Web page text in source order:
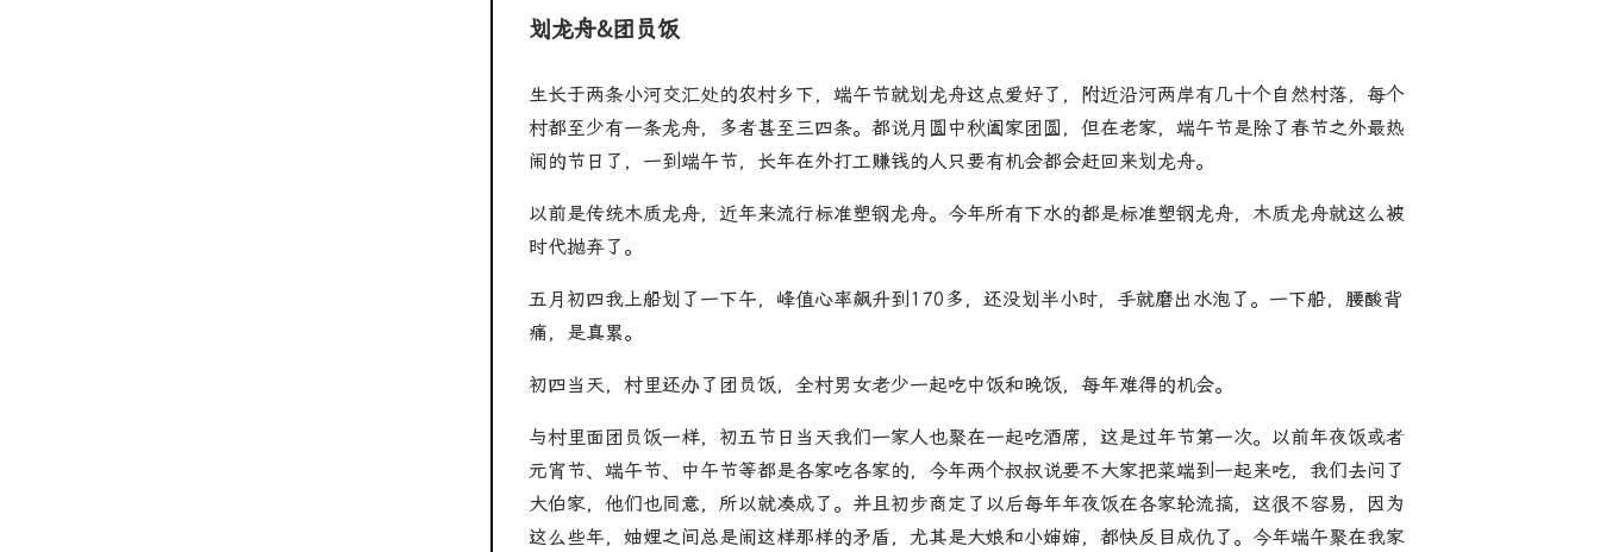
划龙舟&团员饭
生长于两条小河交汇处的农村乡下，端午节就划龙舟这点爱好了，附近沿河两岸有几十个自然村落，每个
村都至少有一条龙舟，多者甚至三四条。都说月圆中秋阖家团圆，但在老家，端午节是除了春节之外最热
闹的节日了，一到端午节，长年在外打工赚钱的人只要有机会都会赶回来划龙舟。
以前是传统木质龙舟，近年来流行标准塑钢龙舟。今年所有下水的都是标准塑钢龙舟，木质龙舟就这么被
时代抛弃了。
五月初四我上船划了一下午，峰值心率飙升到170多，还没划半小时，手就磨出水泡了。一下船，腰酸背
痛，是真累。
初四当天，村里还办了团员饭，全村男女老少一起吃中饭和晚饭，每年难得的机会。
与村里面团员饭一样，初五节日当天我们一家人也聚在一起吃酒席，这是过年节第一次。以前年夜饭或者
元宵节、端午节、中午节等都是各家吃各家的，今年两个叔叔说要不大家把菜端到一起来吃，我们去问了
大伯家，他们也同意，所以就凑成了。并且初步商定了以后每年年夜饭在各家轮流搞，这很不容易，因为
这么些年，妯娌之间总是闹这样那样的矛盾，尤其是大娘和小婶婶，都快反目成仇了。今年端午聚在我家